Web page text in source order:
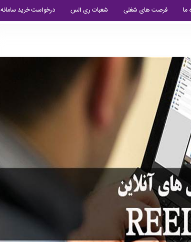
ما فرصت های شغلی شعبات ری الس درخواست خرید سامانه